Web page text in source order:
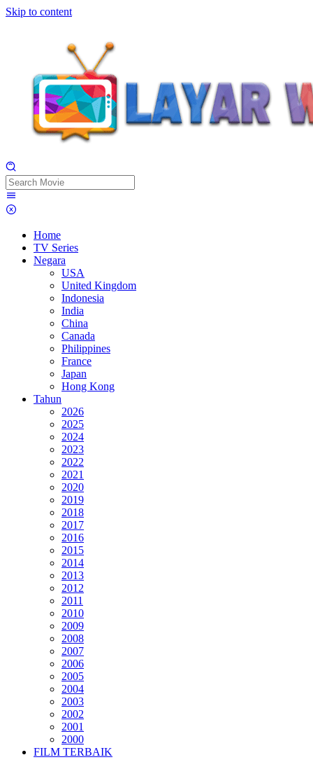
Skip to content
Home
TV Series
Negara
USA
United Kingdom
Indonesia
India
China
Canada
Philippines
France
Japan
Hong Kong
Tahun
2026
2025
2024
2023
2022
2021
2020
2019
2018
2017
2016
2015
2014
2013
2012
2011
2010
2009
2008
2007
2006
2005
2004
2003
2002
2001
2000
FILM TERBAIK